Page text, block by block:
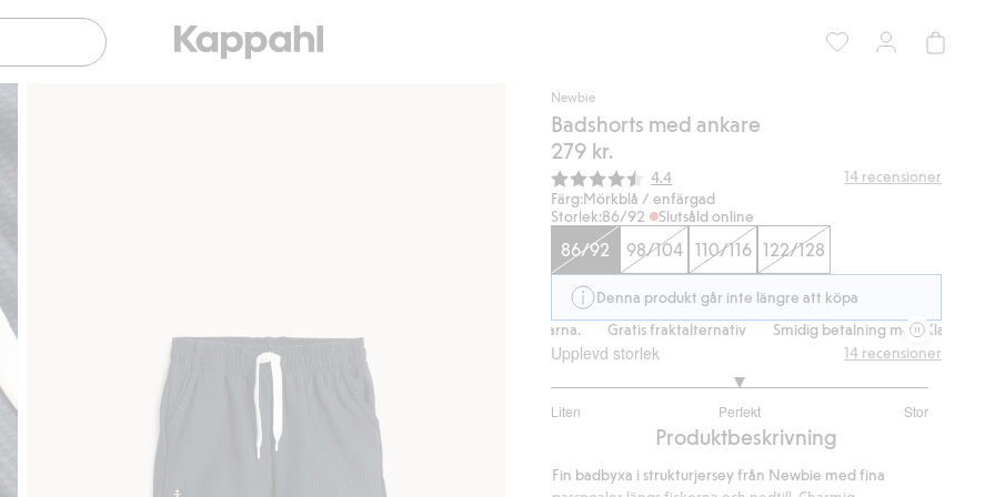
Newbie
Badshorts med ankare
279 kr.
Snittbetyg:
4.4 14 recensioner
Färg:Mörkblå / enfärgad
Storlek:86/92 Slutsåld online
86/92 98/104 110/116 122/128
Denna produkt går inte längre att köpa
Smidig betalning med Klarna. Gratis fraktalternativ Smidig betalning med Klarna.
Upplevd storlek
Liten Perfekt Stor
utav
12
14 recensioner
Produktbeskrivning
Fin badbyxa i strukturjersey från Newbie med fina